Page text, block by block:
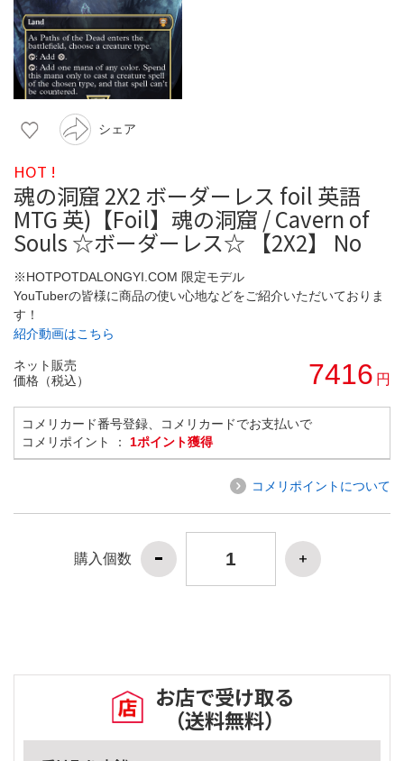
シェア
HOT !
魂の洞窟 2X2 ボーダーレス foil 英語
MTG 英)【Foil】魂の洞窟 / Cavern of
Souls ☆ボーダーレス☆ 【2X2】 No
※HOTPOTDALONGYI.COM 限定モデル
YouTuberの皆様に商品の使い心地などをご紹介いただいておりま
す！
紹介動画はこちら
ネット販売
価格（税込）
7416 円
コメリカード番号登録、コメリカードでお支払いで
コメリポイント ： 1ポイント獲得
コメリポイントについて
購入個数
お店で受け取る
（送料無料）